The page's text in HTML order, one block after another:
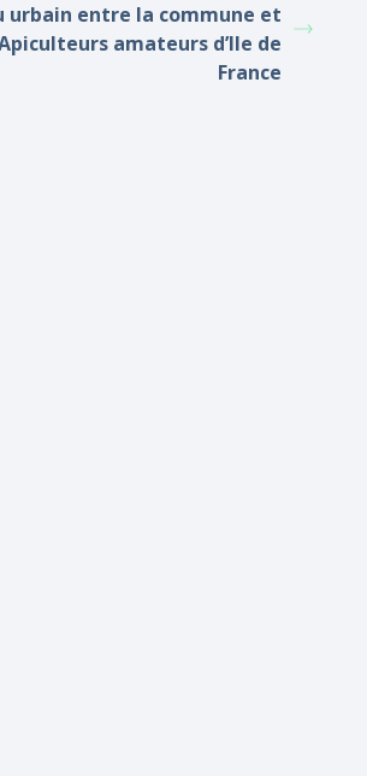
urbain entre la commune et
amateurs d’Ile de
France